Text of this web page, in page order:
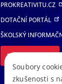
PROKREATIVITU.CZ
DOTAČNÍ PORTÁL
ŠKOLSKÝ
DALŠÍ PORTÁLY
Soubory
zkušenosti s